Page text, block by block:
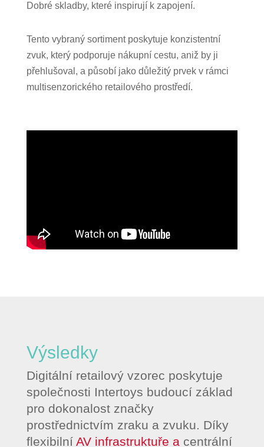
Dobré skladby, které inspirují k zapojení.
Tento vybraný sortiment poskytuje konzistentní
zvuk, který podporuje nákupní cestu, aniž by ji
přehlušoval, a působí jako důležitý prvek v rámci
multisenzorického retailového prostředí.
Výsledky
Digitální retailový vzorec poskytuje
společnosti Intertoys budoucí základ
pro dokonalost značky
prostřednictvím zraku a zvuku. Díky
flexibilní AV infrastruktuře acentrální